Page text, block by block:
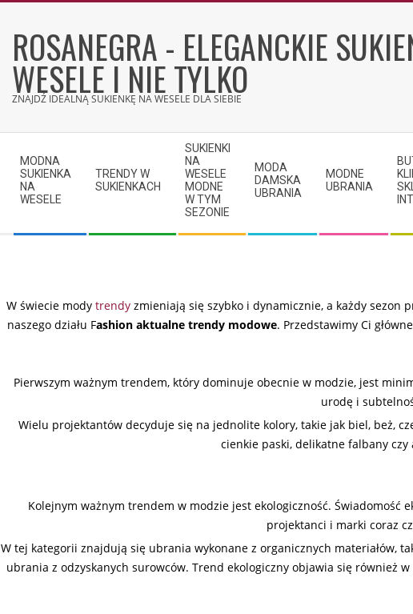
contentROSANEGRA - ELEGANCKIE
WESELE I NIE TYLKO
ZNAJDŹ IDEALNĄ SUKIENKĘ NA WESELE DLA SIEBIE
Navigation
Menu
MODNA
SUKIENKA
NA
WESELE
TRENDY W
SUKIENKACH
SUKIENKI
NA
WESELE
MODNE
W TYM
SEZONIE
MODA
DAMSKA
UBRANIA
MODNE
UBRANIA
W świecie mody trendy zmieniają się szybko i dynamicznie, a każdy sezon
naszego działu Fashion aktualne trendy modowe. Przedstawimy Ci
Pierwszym ważnym trendem, który dominuje obecnie w modzie, jest
urodę i
Wielu projektantów decyduje się na jednolite kolory, takie jak biel, beż,
cienkie paski, delikatne falbany czy
Kolejnym ważnym trendem w modzie jest ekologiczność.
projektanci i marki coraz
W tej kategorii znajdują się ubrania wykonane z organicznych materiałów,
ubrania z odzyskanych surowców. Trend ekologiczny objawia się również